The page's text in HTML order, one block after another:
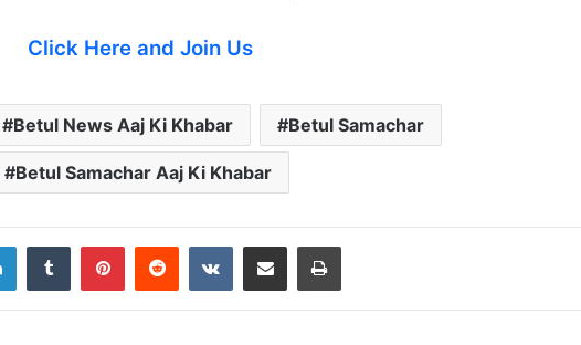
Click Here and Join Us
Betul News Aaj Ki Khabar Betul Samachar
Betul Samachar Aaj Ki Khabar